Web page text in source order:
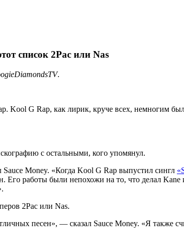
список 2Pac или Nas
.
Kool G Rap, как лирик, круче всех, немногим
с остальными, кого упомянул.
Sauce Money. «Когда Kool G Rap выпустил сингл
Его работы были непохожи на то, что делал Kane
2Pac или Nas.
песен», — сказал Sauce Money. «Я также